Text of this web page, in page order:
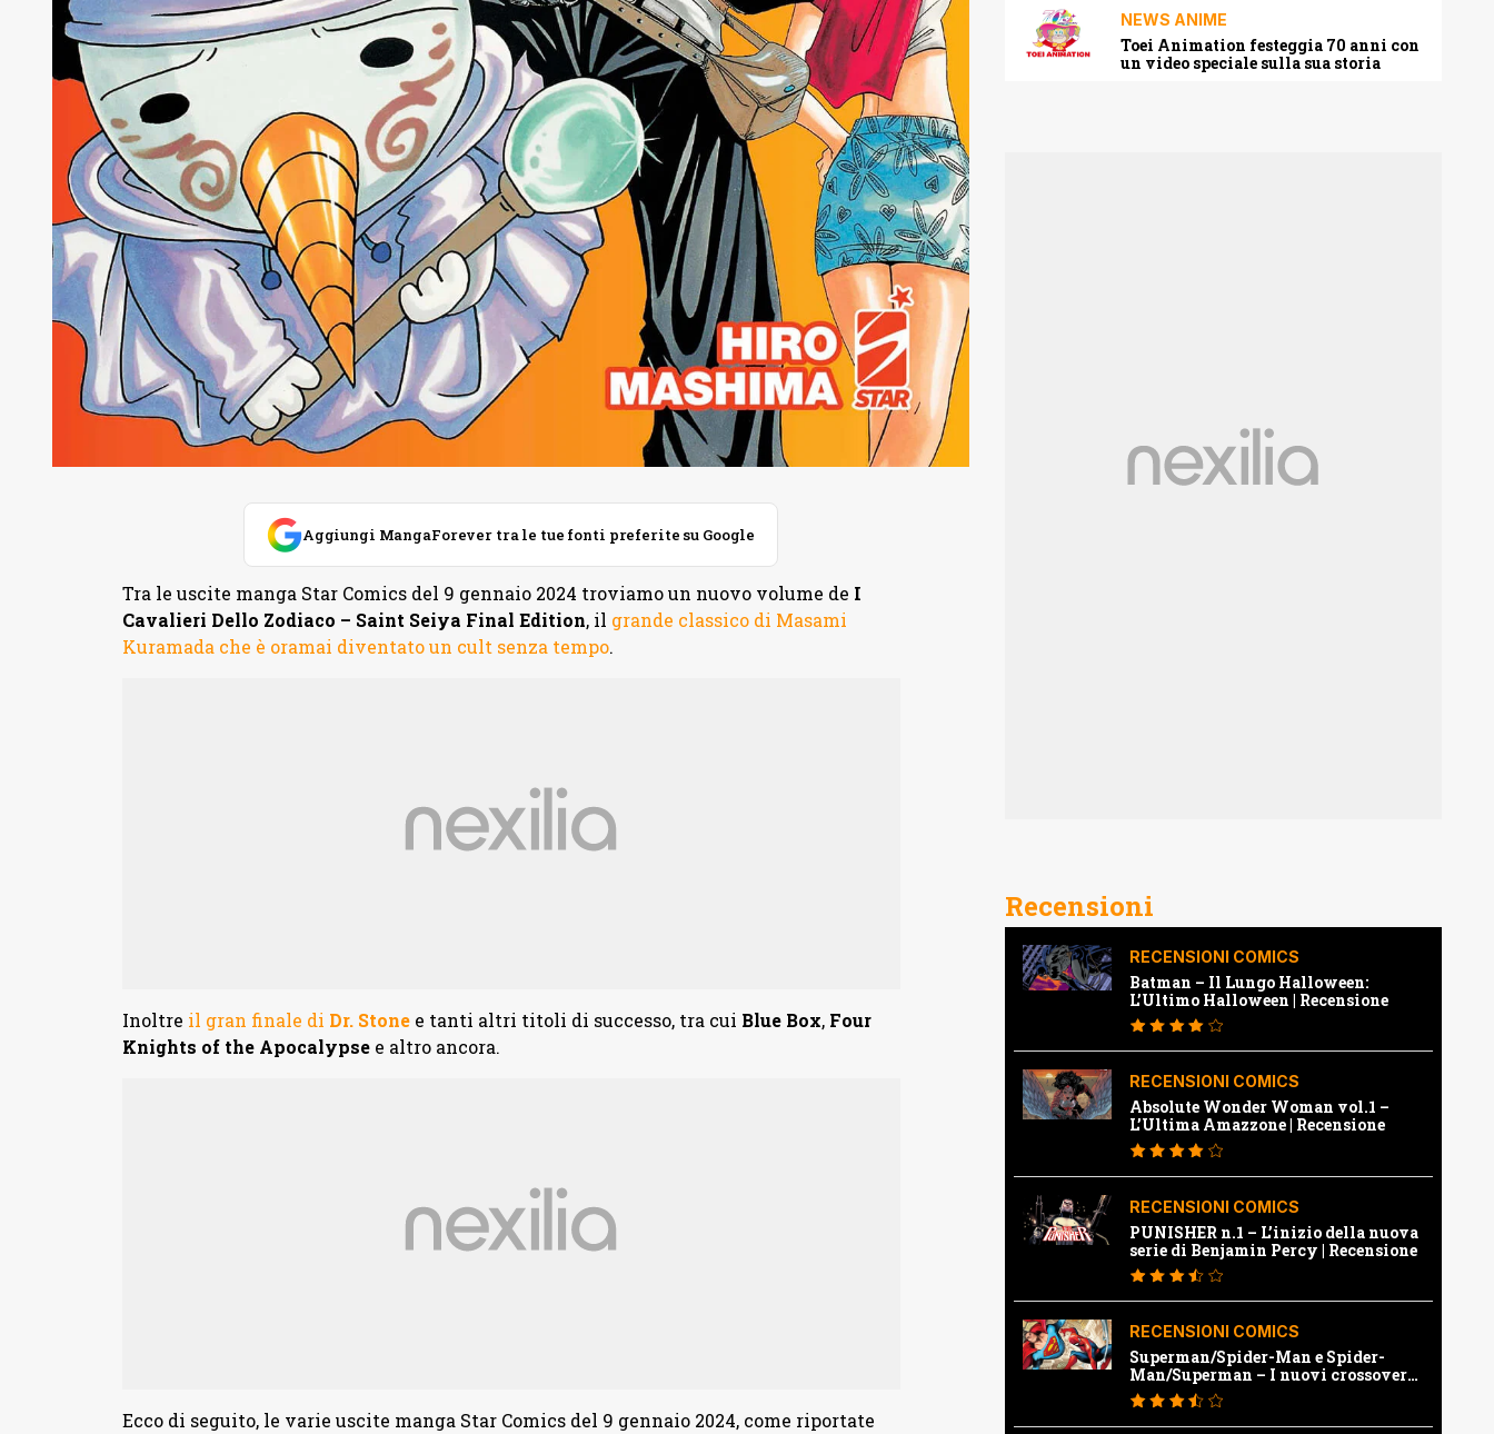
Aggiungi MangaForever tra le tue fonti preferite su Google
Tra le uscite manga Star Comics del 9 gennaio 2024 troviamo un nuovo volume de I
Cavalieri Dello Zodiaco – Saint Seiya Final Edition, il grande classico di Masami
Kuramada che è oramai diventato un cult senza tempo.
Inoltre il gran finale di Dr. Stonee tanti altri titoli di successo, tra cui Blue Box, Four
Knights of the Apocalypsee altro ancora.
Ecco di seguito, le varie uscite manga Star Comics del 9 gennaio 2024, come riportate
NEWS ANIME
Toei Animation festeggia 70 anni con
un video speciale sulla sua storia
Recensioni
RECENSIONI COMICS
Batman – Il Lungo Halloween:
L’Ultimo Halloween | Recensione
RECENSIONI COMICS
Absolute Wonder Woman vol.1 –
L’Ultima Amazzone | Recensione
RECENSIONI COMICS
PUNISHER n.1 – L’inizio della nuova
serie di Benjamin Percy | Recensione
RECENSIONI COMICS
Superman/Spider-Man e Spider-
Man/Superman – I nuovi crossover
Marvel e Dc | Recensione